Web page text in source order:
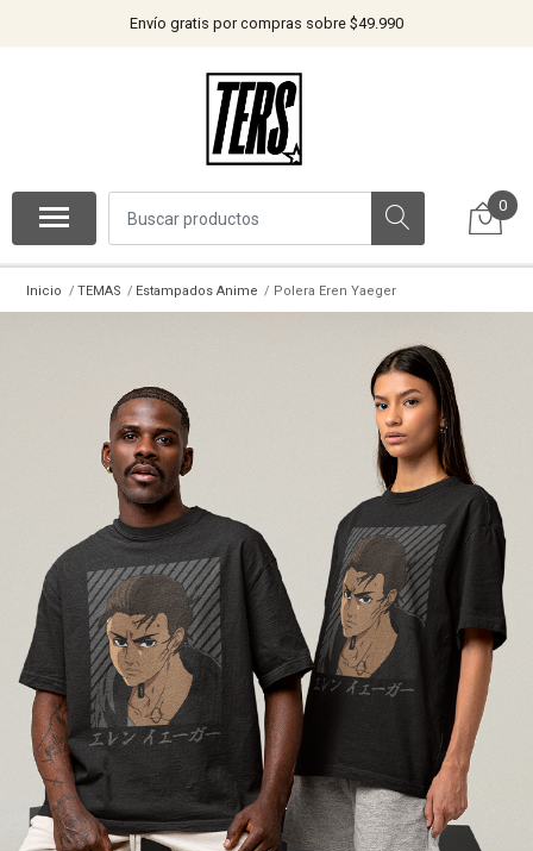
Envío gratis por compras sobre $49.990
0
Inicio TEMAS Estampados Anime Polera Eren Yaeger